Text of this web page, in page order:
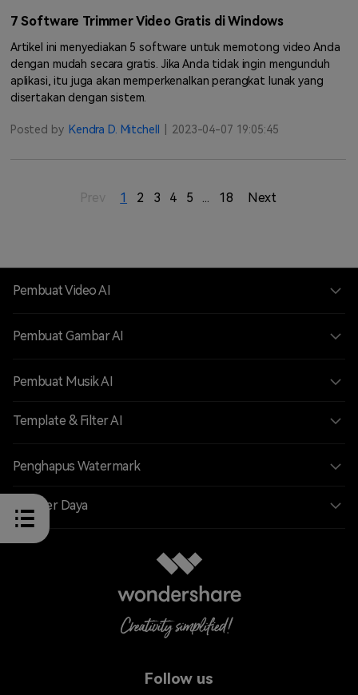
7 Software Trimmer Video Gratis di Windows
Artikel ini menyediakan 5 software untuk memotong video Anda
dengan mudah secara gratis. Jika Anda tidak ingin mengunduh
aplikasi, itu juga akan memperkenalkan perangkat lunak yang
disertakan dengan sistem.
Posted by Kendra D. Mitchell 2023-04-07 19:05:45
Prev 1 2 3 4 5 ... 18 Next
Follow us
Pembuat Video AI
Pembuat Gambar AI
Pembuat Musik AI
Template & Filter AI
Penghapus Watermark
Sumber Daya